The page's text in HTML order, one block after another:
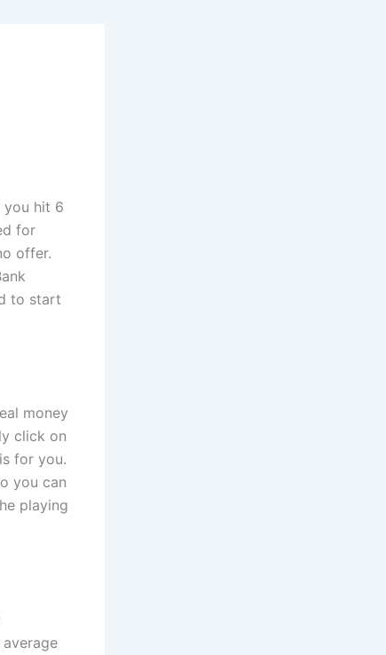
you hit 6
for
offer.
to start
money
click on
for you.
you can
playing